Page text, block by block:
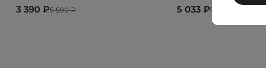
5 590 ₽
3 390 ₽ 7 190 ₽
5 033 ₽